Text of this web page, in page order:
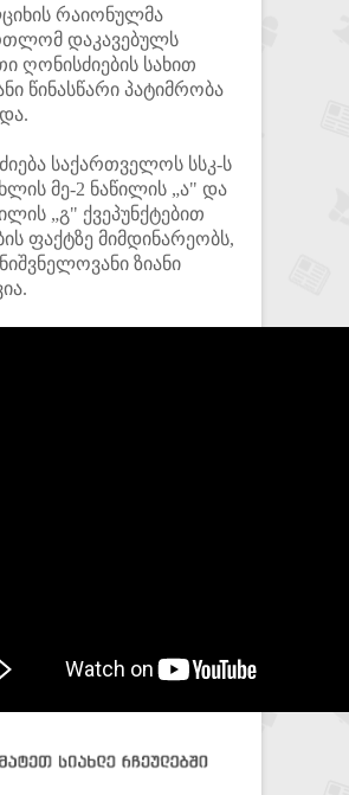
რაიონულმა
დაკავებულს
ღონისძიების სახით
წინასწარი პატიმრობა
საქართველოს სსკ-ს
მე-2 ნაწილის „ა" და
„გ" ქვეპუნქტებით
ფაქტზე მიმდინარეობს,
ზიანი